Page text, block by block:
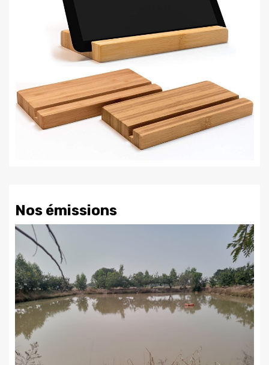
Nos émissions